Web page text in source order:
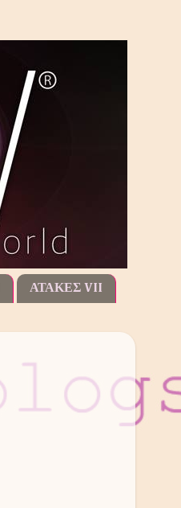
ΑΤΑΚΕΣ VII